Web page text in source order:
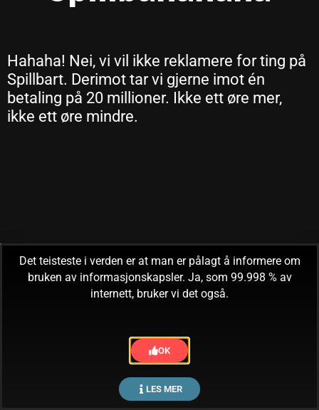
Hahaha! Nei, vi vil ikke reklamere for ting på
Spillbart. Derimot tar vi gjerne imot én
betaling på 20 millioner. Ikke ett øre mer,
ikke ett øre mindre.
Det teisteste i verden er at man er pålagt å informere om
bruken av informasjonskapsler. Ja, som 99.998 % av
internett, bruker vi det også.
OK
LES MER